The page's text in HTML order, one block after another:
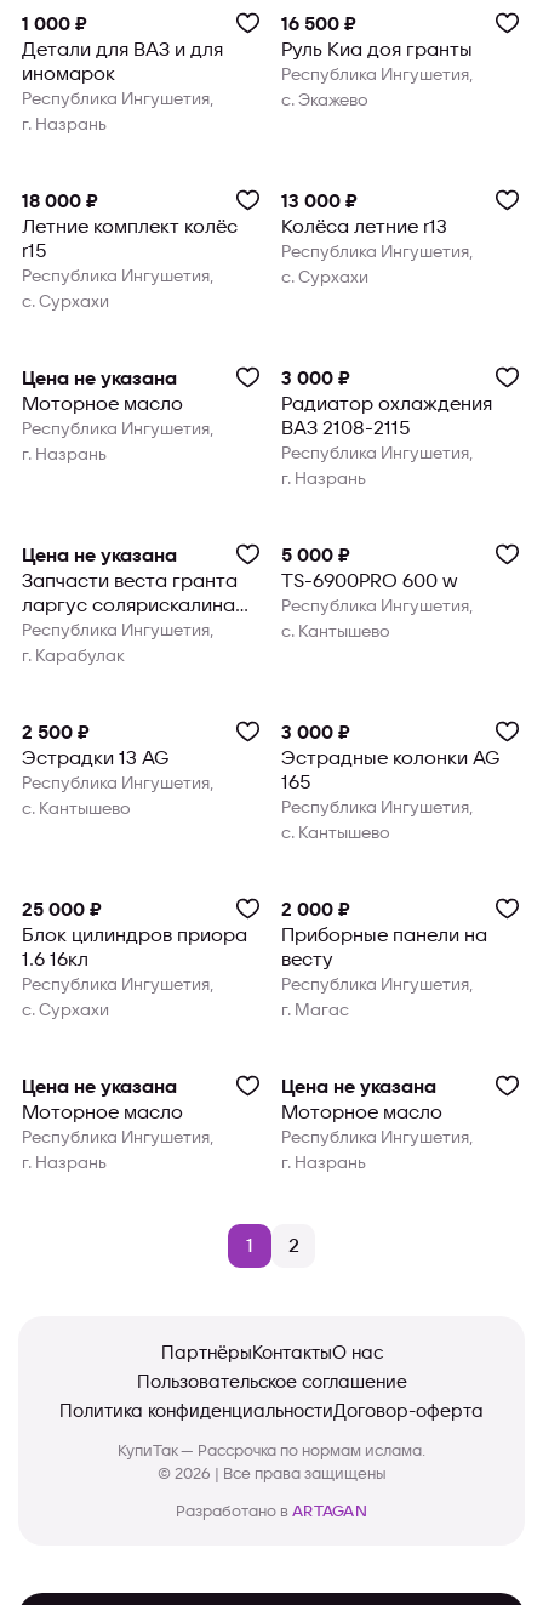
1 000 ₽
Детали для ВАЗ и для
иномарок
Республика Ингушетия,
г. Назрань
16 500 ₽
Руль Киа доя гранты
Республика Ингушетия,
с. Экажево
18 000 ₽
Летние комплект колёс
r15
Республика Ингушетия,
с. Сурхахи
13 000 ₽
Колёса летние r13
Республика Ингушетия,
с. Сурхахи
Цена не указана
Моторное масло
Республика Ингушетия,
г. Назрань
3 000 ₽
Радиатор охлаждения
ВАЗ 2108-2115
Республика Ингушетия,
г. Назрань
Цена не указана
Запчасти веста гранта
ларгус солярискалина
ока нива шеви газель
газ5
Республика Ингушетия,
г. Карабулак
5 000 ₽
TS-6900PRO 600 w
Республика Ингушетия,
с. Кантышево
2 500 ₽
Эстрадки 13 AG
Республика Ингушетия,
с. Кантышево
3 000 ₽
Эстрадные колонки AG
165
Республика Ингушетия,
с. Кантышево
25 000 ₽
Блок цилиндров приора
1.6 16кл
Республика Ингушетия,
с. Сурхахи
2 000 ₽
Приборные панели на
весту
Республика Ингушетия,
г. Магас
Цена не указана
Моторное масло
Республика Ингушетия,
г. Назрань
Цена не указана
Моторное масло
Республика Ингушетия,
г. Назрань
1 2
ПартнёрыКонтактыО нас
Пользовательское соглашение
Политика конфиденциальностиДоговор-оферта
КупиТак — Рассрочка по нормам ислама.
© 2026 | Все права защищены
Разработано в ARTAGAN